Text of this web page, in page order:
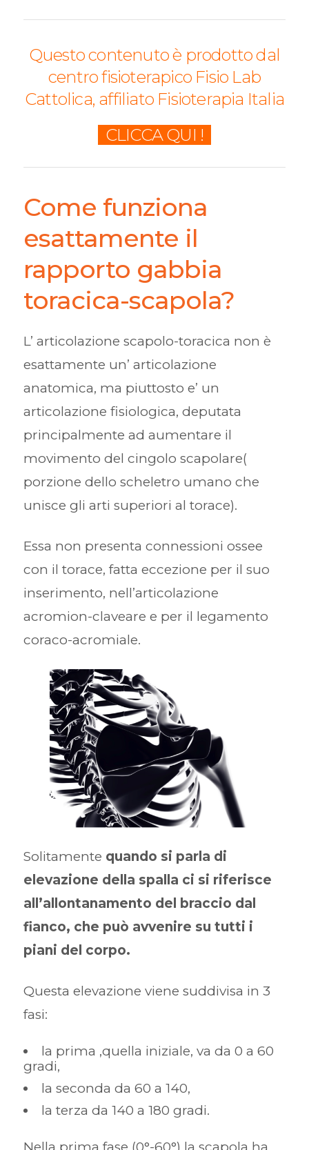
Questo contenuto è prodotto dal
centro fisioterapico Fisio Lab
Cattolica, affiliato Fisioterapia Italia
CLICCA QUI !
Come funziona
esattamente il
rapporto gabbia
toracica-scapola?
L’ articolazione scapolo-toracica non è
esattamente un’ articolazione
anatomica, ma piuttosto e’ un
articolazione fisiologica, deputata
principalmente ad aumentare il
movimento del cingolo scapolare(
porzione dello scheletro umano che
unisce gli arti superiori al torace).
Essa non presenta connessioni ossee
con il torace, fatta eccezione per il suo
inserimento, nell’articolazione
acromion-claveare e per il legamento
coraco-acromiale.
Solitamente quando si parla di
elevazione della spalla ci si riferisce
all’allontanamento del braccio dal
fianco, che può avvenire su tutti i
piani del corpo.
Questa elevazione viene suddivisa in 3
fasi:
la prima ,quella iniziale, va da 0 a 60
gradi,
la seconda da 60 a 140,
la terza da 140 a 180 gradi.
Nella prima fase (0°-60°) la scapola ha